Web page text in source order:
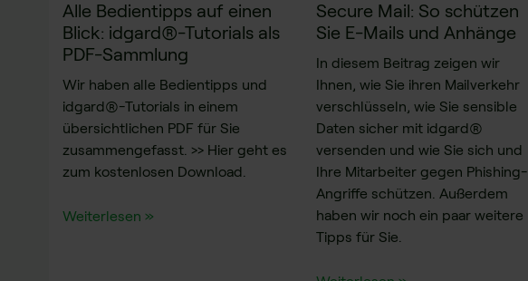
Alle Bedientipps auf einen
Blick: idgard®-Tutorials als
PDF-Sammlung
Wir haben alle Bedientipps und
idgard®-Tutorials in einem
übersichtlichen PDF für Sie
zusammengefasst. >> Hier geht es
zum kostenlosen Download.
Weiterlesen »
Secure Mail: So schützen
Sie E-Mails und Anhänge
In diesem Beitrag zeigen wir
Ihnen, wie Sie ihren Mailverkehr
verschlüsseln, wie Sie sensible
Daten sicher mit idgard®
versenden und wie Sie sich und
Ihre Mitarbeiter gegen Phishing-
Angriffe schützen. Außerdem
haben wir noch ein paar weitere
Tipps für Sie.